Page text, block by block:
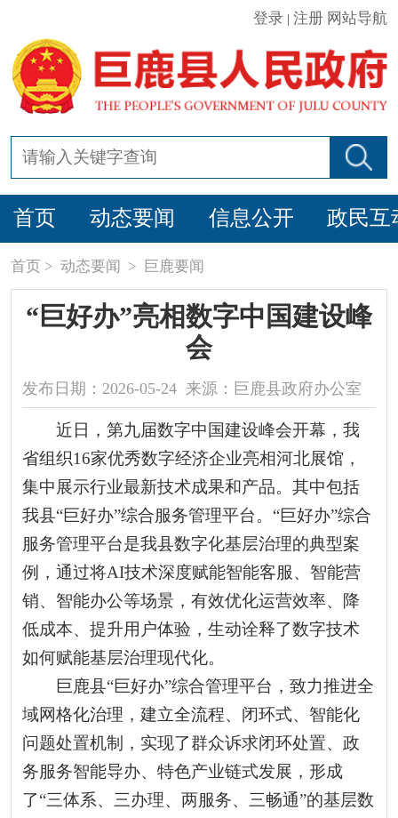
登录 |注册 网站导航
首页 动态要闻 信息公开 政民互
首页> 动态要闻 > 巨鹿要闻
“巨好办”亮相数字中国建设峰
会
发布日期：2026-05-24 来源：巨鹿县政府办公室
近日，第九届数字中国建设峰会开幕，我
省组织16家优秀数字经济企业亮相河北展馆，
集中展示行业最新技术成果和产品。 其中包括
我县“巨好办”综合服务管理平台。 “巨好办”综合
服务管理平台是我县数字化基层治理的典型案
例，通过将AI技术深度赋能智能客服、智能营
销、智能办公等场景，有效优化运营效率、降
低成本、提升用户体验，生动诠释了数字技术
如何赋能基层治理现代化。
巨鹿县“巨好办”综合管理平台，致力推进全
域网格化治理，建立全流程、闭环式、智能化
问题处置机制，实现了群众诉求闭环处置、政
务服务智能导办、特色产业链式发展，形成
了“三体系、三办理、两服务、三畅通”的基层数